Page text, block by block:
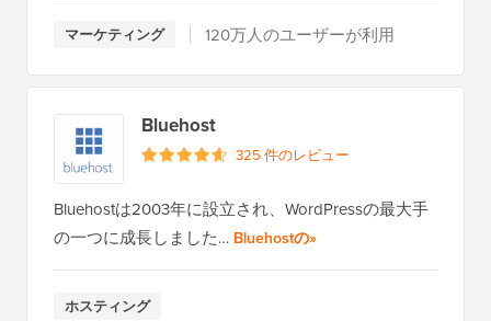
マーケティング 120万人のユーザーが利用
Bluehost
325 件のレビュー
Bluehostは2003年に設立され、WordPressの最大手
の一つに成長しました… Bluehostの全レビューを読む
»
ホスティング